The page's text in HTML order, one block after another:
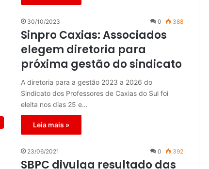
30/10/2023 0 388
Sinpro Caxias: Associados
elegem diretoria para
próxima gestão do sindicato
A diretoria para a gestão 2023 a 2026 do
Sindicato dos Professores de Caxias do Sul foi
eleita nos dias 25 e…
Leia mais »
23/06/2021 0 392
SBPC divulga resultado das